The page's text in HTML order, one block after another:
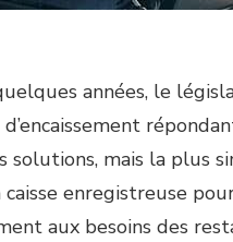
années, le
solutions, mais la plus
enregistreuse
aux besoins des